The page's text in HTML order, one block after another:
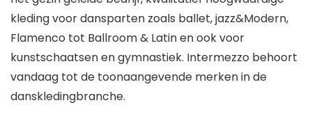
kleding voor dansparten zoals ballet, jazz&Modern,
Flamenco tot Ballroom & Latin en ook voor
kunstschaatsen en gymnastiek. Intermezzo behoort
vandaag tot de toonaangevende merken in de
danskledingbranche.